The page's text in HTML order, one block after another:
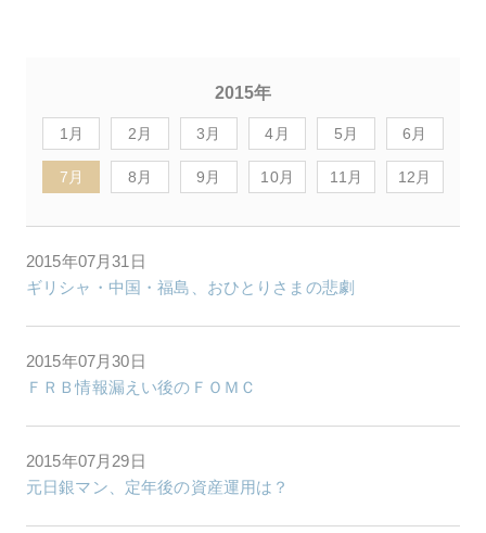
2015年
1月 2月 3月 4月 5月 6月
7月 8月 9月 10月 11月 12月
2015年07月31日
ギリシャ・中国・福島、おひとりさまの悲劇
2015年07月30日
ＦＲＢ情報漏えい後のＦＯＭＣ
2015年07月29日
元日銀マン、定年後の資産運用は？